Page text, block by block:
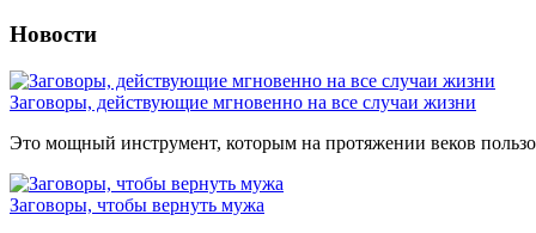
Новости
Заговоры, действующие мгновенно на все случаи жизни
Это мощный инструмент, которым на протяжении веков
Заговоры, чтобы вернуть мужа